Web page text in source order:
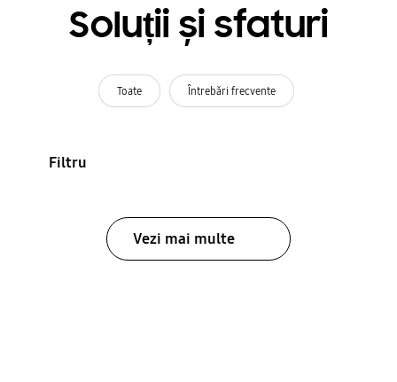
Soluții și sfaturi
Toate Întrebări frecvente
Filtru
Vezi mai multe